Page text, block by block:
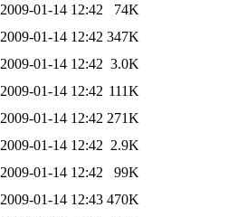
2009-01-14 12:42
74K
2009-01-14 12:42 347K
2009-01-14 12:42 3.0K
2009-01-14 12:42 111K
2009-01-14 12:42 271K
2009-01-14 12:42 2.9K
2009-01-14 12:42
99K
2009-01-14 12:43 470K